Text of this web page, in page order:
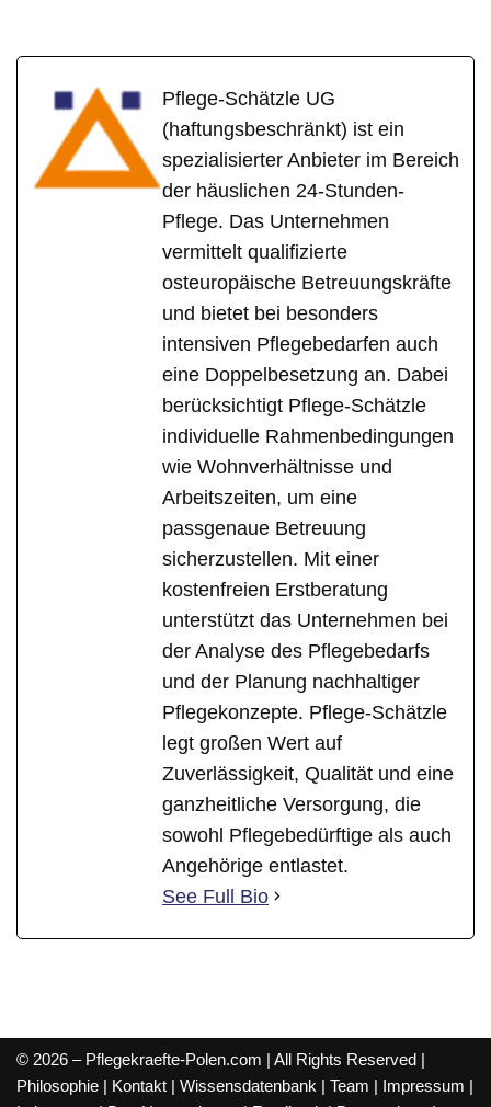
Pflege-Schätzle UG
(haftungsbeschränkt) ist ein
spezialisierter Anbieter im Bereich
der häuslichen 24-Stunden-
Pflege. Das Unternehmen
vermittelt qualifizierte
osteuropäische Betreuungskräfte
und bietet bei besonders
intensiven Pflegebedarfen auch
eine Doppelbesetzung an. Dabei
berücksichtigt Pflege-Schätzle
individuelle Rahmenbedingungen
wie Wohnverhältnisse und
Arbeitszeiten, um eine
passgenaue Betreuung
sicherzustellen. Mit einer
kostenfreien Erstberatung
unterstützt das Unternehmen bei
der Analyse des Pflegebedarfs
und der Planung nachhaltiger
Pflegekonzepte. Pflege-Schätzle
legt großen Wert auf
Zuverlässigkeit, Qualität und eine
ganzheitliche Versorgung, die
sowohl Pflegebedürftige als auch
Angehörige entlastet.
See Full Bio
© 2026 – Pflegekraefte-Polen.com | All Rights Reserved |
Philosophie | Kontakt | Wissensdatenbank | Team | Impressum |